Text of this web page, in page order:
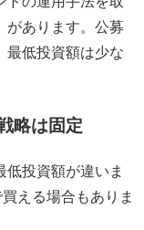
があります。公募
最低投資額は少な
略は固定
投資額が違いま
える場合もありま